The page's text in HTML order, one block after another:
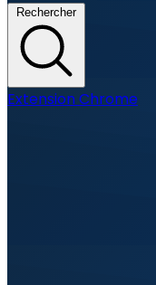
Rechercher
Extension Chrome